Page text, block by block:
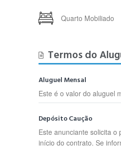
Quarto Mobiliado
Termos do
Aluguel Mensal
Este é o valor do aluguel
Depósito Caução
Este anunciante solicita
início do contrato. Se